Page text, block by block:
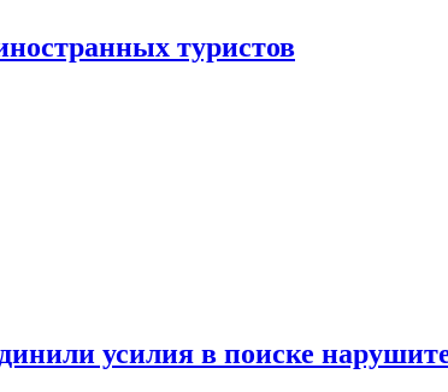
туристов
усилия в поиске